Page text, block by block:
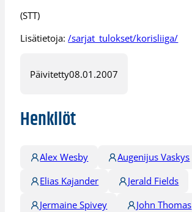
(STT)
Lisätietoja:/sarjat_tulokset/korisliiga/
Päivitetty08.01.2007
Henkilöt
Alex Wesby
Augenijus Vaskys
Elias Kajander
Jerald Fields
Jermaine Spivey
John Thomas